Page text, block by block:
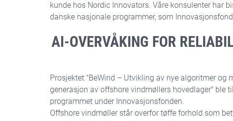
kunde hos Nordic Innovators. Våre konsulenter har
danske nasjonale programmer, som
AI-OVERVÅKING FOR
Prosjektet "BeWind – Utvikling av nye algoritmer
generasjon av offshore vindmøllers hovedlager" ble
programmet under Innovasjonsfonden.
Offshore vindmøller står overfor tøffe forhold som